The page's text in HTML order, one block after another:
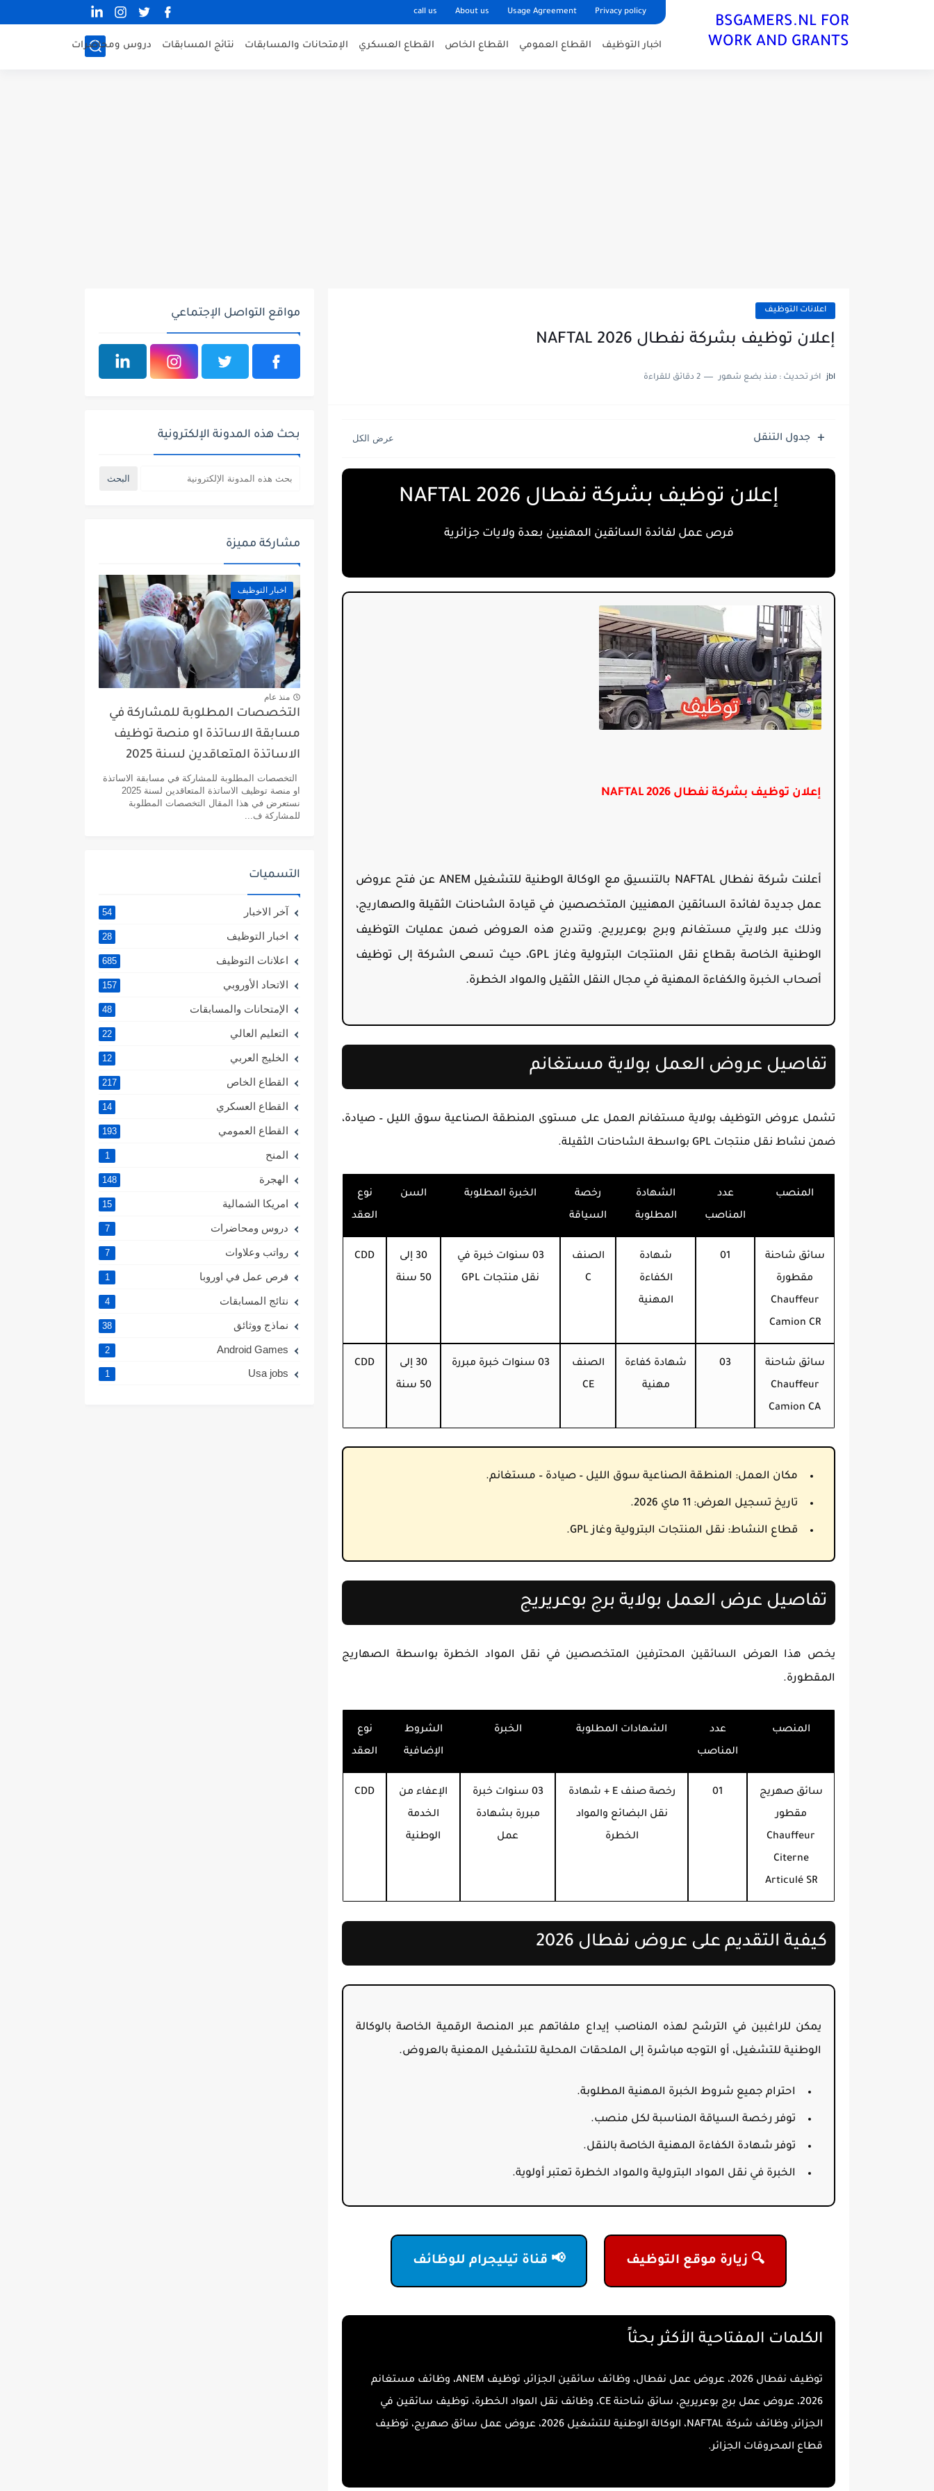
Privacy policy
Usage Agreement
About us
call us
BSGAMERS.NL FOR
WORK AND GRANTS
اخبار التوظيف القطاع العمومي القطاع الخاص القطاع العسكري الإمتحانات والمسابقات نتائج المسابقات دروس ومحاضرات
اعلانات التوظيف
إعلان توظيف بشركة نفطال NAFTAL 2026
jbl اخر تحديث : منذ بضع شهور 2 دقائق للقراءة
جدول التنقل
إعلان توظيف بشركة نفطال NAFTAL 2026
فرص عمل لفائدة السائقين المهنيين بعدة ولايات جزائرية
إعلان توظيف بشركة نفطال NAFTAL 2026
أعلنت شركة نفطال NAFTAL بالتنسيق مع الوكالة الوطنية للتشغيل ANEM
عن فتح عروض
عمل جديدة لفائدة السائقين المهنيين المتخصصين في قيادة الشاحنات الثقيلة والصهاريج،
وذلك عبر ولايتي مستغانم وبرج بوعريريج. وتندرج هذه العروض ضمن عمليات التوظيف
الوطنية الخاصة بقطاع نقل المنتجات البترولية وغاز GPL، حيث تسعى الشركة إلى توظيف
أصحاب الخبرة والكفاءة المهنية في مجال النقل الثقيل والمواد الخطرة.
تفاصيل عروض العمل بولاية مستغانم
تشمل عروض التوظيف بولاية مستغانم العمل على مستوى المنطقة الصناعية سوق الليل – صيادة،
ضمن نشاط نقل منتجات GPL بواسطة الشاحنات الثقيلة.
المنصب
عدد
المناصب
الشهادة
المطلوبة
رخصة
السياقة
الخبرة المطلوبة السن
نوع
العقد
سائق شاحنة
مقطورة
Chauffeur
Camion CR
01
شهادة
الكفاءة
المهنية
الصنف
C
03 سنوات خبرة في
نقل منتجات GPL
30 إلى
50 سنة
CDD
سائق شاحنة
Chauffeur
Camion CA
03
شهادة كفاءة
مهنية
الصنف
CE
03 سنوات خبرة مبررة
30 إلى
50 سنة
CDD
مكان العمل: المنطقة الصناعية سوق الليل – صيادة – مستغانم.
تاريخ تسجيل العرض:
قطاع النشاط: نقل المنتجات البترولية وغاز GPL.
تفاصيل عرض العمل بولاية برج بوعريريج
يخص هذا العرض السائقين المحترفين المتخصصين في نقل المواد الخطرة بواسطة الصهاريج
المقطورة.
المنصب
عدد
المناصب
الشهادات المطلوبة الخبرة
الشروط
الإضافية
نوع
العقد
سائق صهريج
مقطور
Chauffeur
Citerne
Articulé SR
01
رخصة صنف E + شهادة
نقل البضائع والمواد
الخطرة
03 سنوات خبرة
مبررة بشهادة
عمل
الإعفاء من
الخدمة
الوطنية
CDD
كيفية التقديم على عروض نفطال 2026
يمكن للراغبين في الترشح لهذه المناصب إيداع ملفاتهم عبر المنصة الرقمية الخاصة بالوكالة
الوطنية للتشغيل، أو التوجه مباشرة إلى الملحقات المحلية للتشغيل المعنية بالعروض.
احترام جميع شروط الخبرة المهنية المطلوبة.
توفر رخصة السياقة المناسبة لكل منصب.
توفر شهادة الكفاءة المهنية الخاصة بالنقل.
الخبرة في نقل المواد البترولية والمواد الخطرة تعتبر أولوية.
🔍 زيارة موقع التوظيف 📢 قناة تيليجرام للوظائف
الكلمات المفتاحية الأكثر بحثاً
توظيف نفطال 2026، عروض عمل نفطال، وظائف سائقين الجزائر، توظيف ANEM، وظائف مستغانم
2026، عروض عمل برج بوعريريج، سائق شاحنة CE، وظائف نقل المواد الخطرة، توظيف سائقين في
الجزائر، وظائف شركة NAFTAL، الوكالة الوطنية للتشغيل 2026، عروض عمل سائق صهريج، توظيف
قطاع المحروقات الجزائر.
مواقع التواصل الإجتماعي
بحث هذه المدونة الإلكترونية
مشاركة مميزة
اخبار التوظيف
منذ عام
التخصصات المطلوبة للمشاركة في
مسابقة الاساتذة او منصة توظيف
الاساتذة المتعاقدين لسنة 2025
التخصصات المطلوبة للمشاركة في مسابقة الاساتذة
او منصة توظيف الاساتذة المتعاقدين لسنة 2025
نستعرض في هذا المقال التخصصات المطلوبة
للمشاركة ف...
التسميات
آخر الاخبار 54
اخبار التوظيف 28
اعلانات التوظيف 685
الاتحاد الأوروبي 157
الإمتحانات والمسابقات 48
التعليم العالي 22
الخليج العربي 12
القطاع الخاص 217
القطاع العسكري 14
القطاع العمومي 193
المنح 1
الهجرة 148
امريكا الشمالية 15
دروس ومحاضرات 7
رواتب وعلاوات 7
فرص عمل في اوروبا 1
نتائج المسابقات 4
نماذج ووثائق 38
Android Games
2
Usa jobs
1